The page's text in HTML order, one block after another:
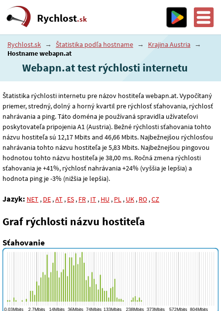
Rychlost.sk
Rychlost.sk → Štatistika podľa hostname → Krajina Austria →
Hostname webapn.at
Webapn.at test rýchlosti internetu
Štatistika rýchlosti internetu pre názov hostiteľa webapn.at. Vypočítaný
priemer, stredný, dolný a horný kvartil pre rýchlosť sťahovania, rýchlosť
nahrávania a ping. Táto doména je používaná spravidla užívateľovi
poskytovateľa pripojenia A1 (Austria). Bežné rýchlosti sťahovania tohto
názvu hostiteľa sú 12,17 Mbits and 46,66 Mbits. Najbežnejšou rýchlosťou
nahrávania tohto názvu hostiteľa je 5,83 Mbits. Najbežnejšou pingovou
hodnotou tohto názvu hostiteľa je 38,00 ms. Ročná zmena rýchlosti
sťahovania je +41%, rýchlosť nahrávania +24% (vyššia je lepšia) a
hodnota ping je -3% (nižšia je lepšia).
Jazyk: NET , DE ,AT , ES , FR , IT , HU , PL , UK , RO ,CZ
Graf rýchlosti názvu hostiteľa
Sťahovanie